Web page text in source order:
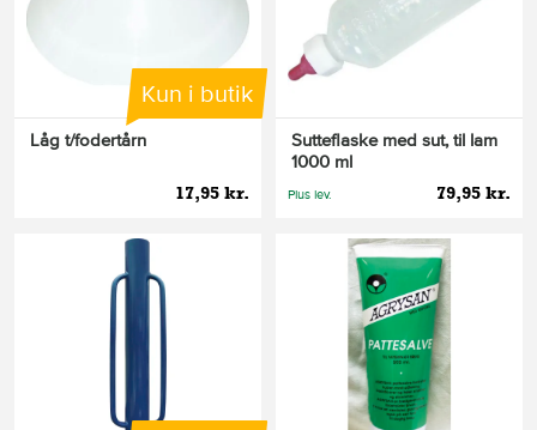
Kun i butik
Låg t/fodertårn
17,95 kr.
Sutteflaske med sut, til lam
1000 ml
79,95 kr.
Plus lev.